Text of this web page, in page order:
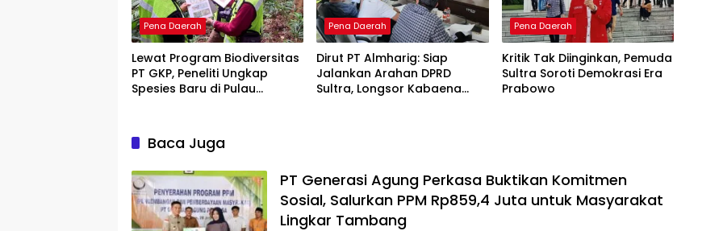
Pena Daerah
Lewat Program Biodiversitas
PT GKP, Peneliti Ungkap
Spesies Baru di Pulau
Pena Daerah
Dirut PT Almharig: Siap
Jalankan Arahan DPRD
Sultra, Longsor Kabaena
Pena Daerah
Kritik Tak Diinginkan, Pemuda
Sultra Soroti Demokrasi Era
Prabowo
Baca Juga
PT Generasi Agung Perkasa Buktikan Komitmen
Sosial, Salurkan PPM Rp859,4 Juta untuk Masyarakat
Lingkar Tambang